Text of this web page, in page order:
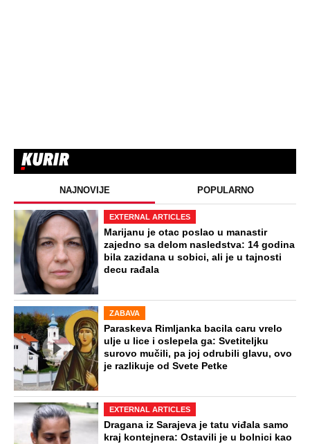
NAJNOVIJE POPULARNO
EXTERNAL ARTICLES
Marijanu je otac poslao u manastir
zajedno sa delom nasledstva: 14 godina
bila zazidana u sobici, ali je u tajnosti
decu rađala
ZABAVA
Paraskeva Rimljanka bacila caru vrelo
ulje u lice i oslepela ga: Svetiteljku
surovo mučili, pa joj odrubili glavu, ovo
je razlikuje od Svete Petke
EXTERNAL ARTICLES
Dragana iz Sarajeva je tatu viđala samo
kraj kontejnera: Ostavili je u bolnici kao